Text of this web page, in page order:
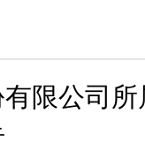
限公司